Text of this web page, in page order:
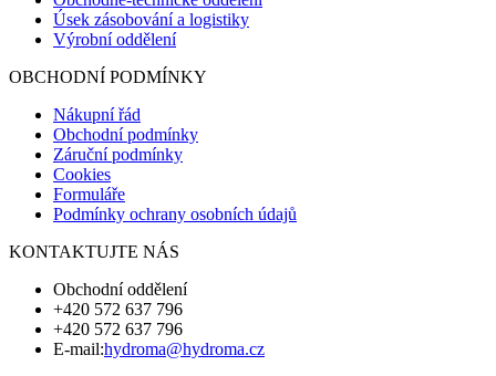
Úsek zásobování a logistiky
Výrobní oddělení
OBCHODNÍ PODMÍNKY
Nákupní řád
Obchodní podmínky
Záruční podmínky
Cookies
Formuláře
Podmínky ochrany osobních údajů
KONTAKTUJTE NÁS
Obchodní oddělení
+420 572 637 796
+420 572 637 796
E-mail:hydroma@hydroma.cz